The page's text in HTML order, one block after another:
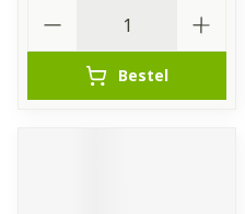
Bestel